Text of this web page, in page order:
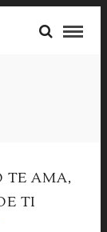
TE AMA,
TI